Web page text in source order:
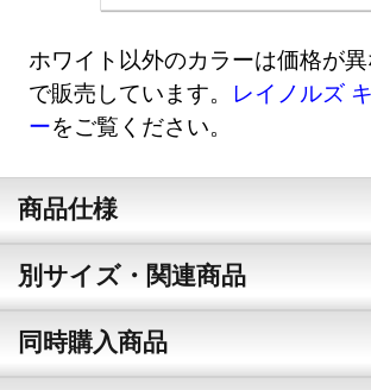
ホワイト以外のカラーは価格が
で販売しています。
レイノルズ
ーをご覧ください。
商品仕様
別サイズ・関連商品
同時購入商品